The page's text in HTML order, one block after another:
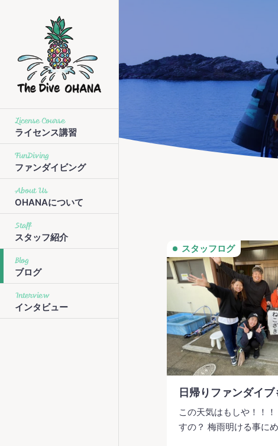
License Course
ライセンス講習
FunDiving
ファンダイビング
About Us
OHANAについて
Staff
スタッフ紹介
Blog
ブログ
Interview
インタビュー
スタッフログ
日帰りファンダイブ
この天気はもしや！！
すの？ 梅雨明ける事に